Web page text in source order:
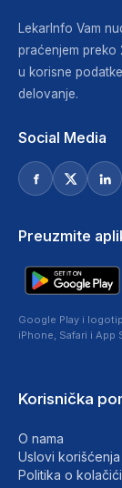
LekarInfo Vam
praćenjem preko
u korisne
delovanje.
Social Media
Preuzmite
Google Play i
iPhone, Safari i App
Korisnička
O nama
Uslovi korišćenja
Politika o